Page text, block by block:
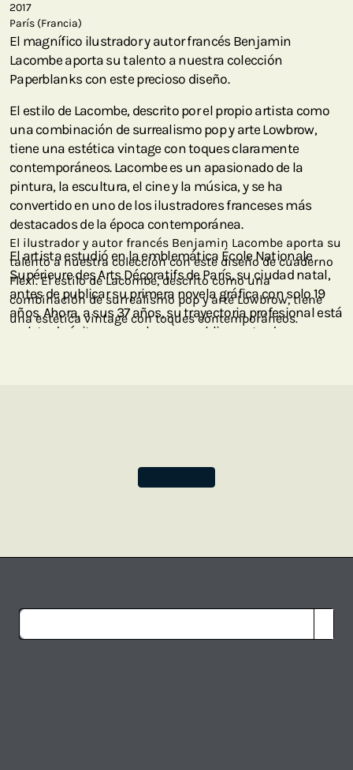
2017
París (Francia)
El magnífico ilustrador y autor francés Benjamin
Lacombe aporta su talento a nuestra colección
Paperblanks con este precioso diseño.
El estilo de Lacombe, descrito por el propio artista como
una combinación de surrealismo pop y arte Lowbrow,
tiene una estética vintage con toques claramente
contemporáneos. Lacombe es un apasionado de la
pintura, la escultura, el cine y la música, y se ha
convertido en uno de los ilustradores franceses más
destacados de la época contemporánea.
El artista estudió en la emblemática École Nationale
Supérieure des Arts Décoratifs de París, su ciudad natal,
antes de publicar su primera novela gráfica con solo 19
años. Ahora, a sus 37 años, su trayectoria profesional está
repleta de éxitos y sus obras se publican y traducen en
El ilustrador y autor francés Benjamin Lacombe aporta su
talento a nuestra colección con este diseño de cuaderno
Flexi. El estilo de Lacombe, descrito como una
combinación de surrealismo pop y arte Lowbrow, tiene
una estética vintage con toques contemporáneos.